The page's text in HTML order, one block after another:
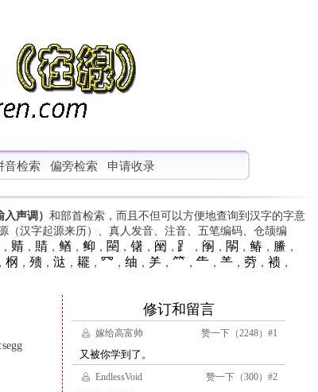
音检索 偏旁检索 申请收录
声调） 和部首检索，而且不但可以方便地查询到汉字的字意
汉字起源来历）、真人发音、注音、五笔编码、仓颉编
， 䞍， 䝼， 䲡 ， 䲟 ， 䦟 ， 䦃， 䦷 ， ⻊ ， 䦶 ， 䦛 ， 䲠 ， 䲢 ，
， 㭎 ， 㱮， 㳠 ， 䎱 ， ⺳ ， 䌷 ， ⺶， ⺮ ， ⺧， ⺷， 䓖， 䙌，